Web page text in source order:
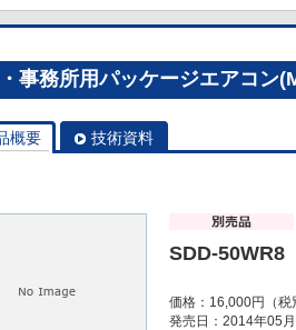
事務所用パッケージエアコン
概要 技術資料
SDD-50WR8
価格：16,000円（税
発売日：2014年05